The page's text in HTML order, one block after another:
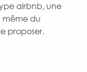
airbnb, une
même du
proposer.